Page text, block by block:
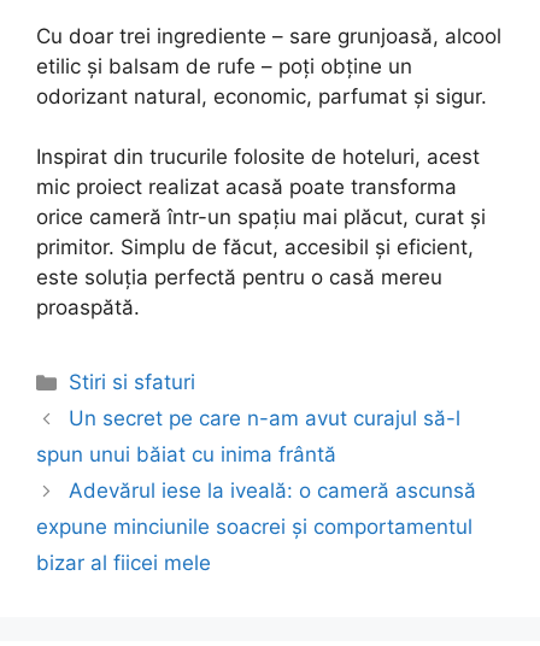
Cu doar trei ingrediente – sare grunjoasă, alcool
etilic și balsam de rufe – poți obține un
odorizant natural, economic, parfumat și sigur.
Inspirat din trucurile folosite de hoteluri, acest
mic proiect realizat acasă poate transforma
orice cameră într-un spațiu mai plăcut, curat și
primitor. Simplu de făcut, accesibil și eficient,
este soluția perfectă pentru o casă mereu
proaspătă.
Categories
Stiri si sfaturi
Post
navigation
Un secret pe care n-am avut curajul să-l
spun unui băiat cu inima frântă
Adevărul iese la iveală: o cameră ascunsă
expune minciunile soacrei și comportamentul
bizar al fiicei mele